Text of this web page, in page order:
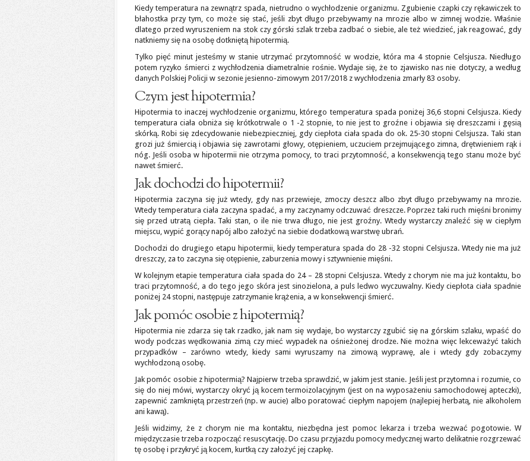
Kiedy temperatura na zewnątrz spada, nietrudno o wychłodzenie organizmu. Zgubienie czapki czy rękawiczek to
błahostka przy tym, co może się stać, jeśli zbyt długo przebywamy na mrozie albo w zimnej wodzie. Właśnie
dlatego przed wyruszeniem na stok czy górski szlak trzeba zadbać o siebie, ale też wiedzieć, jak reagować, gdy
natkniemy się na osobę dotkniętą hipotermią.
Tylko pięć minut jesteśmy w stanie utrzymać przytomność w wodzie, która ma 4 stopnie Celsjusza. Niedługo
potem ryzyko śmierci z wychłodzenia diametralnie rośnie. Wydaje się, że to zjawisko nas nie dotyczy, a według
danych Polskiej Policji w sezonie jesienno-zimowym 2017/2018 z wychłodzenia zmarły 83 osoby.
Czym jest hipotermia?
Hipotermia to inaczej wychłodzenie organizmu, którego temperatura spada poniżej 36,6 stopni Celsjusza. Kiedy
temperatura ciała obniża się krótkotrwale o 1 -2 stopnie, to nie jest to groźne i objawia się dreszczami i gęsią
skórką. Robi się zdecydowanie niebezpieczniej, gdy ciepłota ciała spada do ok. 25-30 stopni Celsjusza. Taki stan
grozi już śmiercią i objawia się zawrotami głowy, otępieniem, uczuciem przejmującego zimna, drętwieniem rąk i
nóg. Jeśli osoba w hipotermii nie otrzyma pomocy, to traci przytomność, a konsekwencją tego stanu może być
nawet śmierć.
Jak dochodzi do hipotermii?
Hipotermia zaczyna się już wtedy, gdy nas przewieje, zmoczy deszcz albo zbyt długo przebywamy na mrozie.
Wtedy temperatura ciała zaczyna spadać, a my zaczynamy odczuwać dreszcze. Poprzez taki ruch mięśni bronimy
się przed utratą ciepła. Taki stan, o ile nie trwa długo, nie jest groźny. Wtedy wystarczy znaleźć się w ciepłym
miejscu, wypić gorący napój albo założyć na siebie dodatkową warstwę ubrań.
Dochodzi do drugiego etapu hipotermii, kiedy temperatura spada do 28 -32 stopni Celsjusza. Wtedy nie ma już
dreszczy, za to zaczyna się otępienie, zaburzenia mowy i sztywnienie mięśni.
W kolejnym etapie temperatura ciała spada do 24 – 28 stopni Celsjusza. Wtedy z chorym nie ma już kontaktu, bo
traci przytomność, a do tego jego skóra jest sinozielona, a puls ledwo wyczuwalny. Kiedy ciepłota ciała spadnie
poniżej 24 stopni, następuje zatrzymanie krążenia, a w konsekwencji śmierć.
Jak pomóc osobie z hipotermią?
Hipotermia nie zdarza się tak rzadko, jak nam się wydaje, bo wystarczy zgubić się na górskim szlaku, wpaść do
wody podczas wędkowania zimą czy mieć wypadek na ośnieżonej drodze. Nie można więc lekceważyć takich
przypadków – zarówno wtedy, kiedy sami wyruszamy na zimową wyprawę, ale i wtedy gdy zobaczymy
wychłodzoną osobę.
Jak pomóc osobie z hipotermią? Najpierw trzeba sprawdzić, w jakim jest stanie. Jeśli jest przytomna i rozumie, co
się do niej mówi, wystarczy okryć ją kocem termoizolacyjnym (jest on na wyposażeniu samochodowej apteczki),
zapewnić zamkniętą przestrzeń (np. w aucie) albo poratować ciepłym napojem (najlepiej herbatą, nie alkoholem
ani kawą).
Jeśli widzimy, że z chorym nie ma kontaktu, niezbędna jest pomoc lekarza i trzeba wezwać pogotowie. W
międzyczasie trzeba rozpocząć resuscytację. Do czasu przyjazdu pomocy medycznej warto delikatnie rozgrzewać
tę osobę i przykryć ją kocem, kurtką czy założyć jej czapkę.